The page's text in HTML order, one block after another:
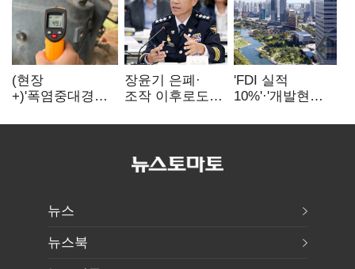
(현장
+)'폭염중대경보'
이주노동자는
장윤기 은폐·
조작 이후로도
내부비위…경찰
'FDI 실적
10%'·'개발현안
인천경제청장
뉴스
뉴스북